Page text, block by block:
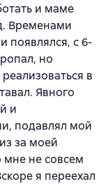
и маме
Временами
появлялся, с 6-
но
в
Явного
и
подавлял мой
за моей
мне не совсем
я переехал